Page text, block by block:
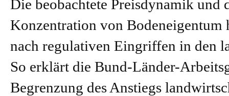
Die beobachtete Preisdynamik und
Konzentration von Bodeneigentum
nach regulativen Eingriffen in den
So erklärt die Bund-Länder-
Begrenzung des Anstiegs